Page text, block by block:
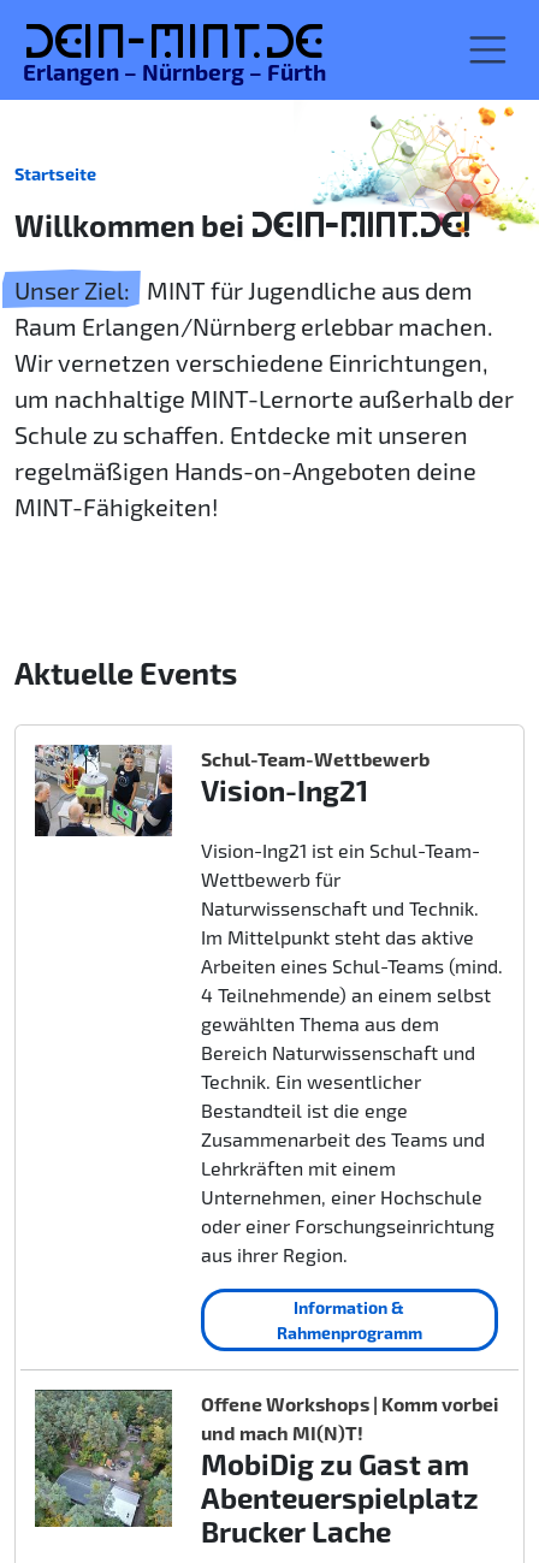
Dein-MINT.de
Erlangen – Nürnberg – Fürth
Startseite
Willkommen bei DEIN-MINT.DE!
Unser Ziel:
MINT für Jugendliche aus dem
Raum Erlangen/Nürnberg erlebbar machen.
Wir vernetzen verschiedene Einrichtungen,
um nachhaltige MINT-Lernorte außerhalb der
Schule zu schaffen. Entdecke mit unseren
regelmäßigen Hands-on-Angeboten deine
MINT-Fähigkeiten!
Aktuelle Events
Schul-Team-Wettbewerb
Vision-Ing21
Vision-Ing21 ist ein Schul-Team-
Wettbewerb für
Naturwissenschaft und Technik.
Im Mittelpunkt steht das aktive
Arbeiten eines Schul-Teams (mind.
4 Teilnehmende) an einem selbst
gewählten Thema aus dem
Bereich Naturwissenschaft und
Technik. Ein wesentlicher
Bestandteil ist die enge
Zusammenarbeit des Teams und
Lehrkräften mit einem
Unternehmen, einer Hochschule
oder einer Forschungseinrichtung
aus ihrer Region.
Information &
Rahmenprogramm
Offene Workshops | Komm vorbei
und mach MI(N)T!
MobiDig zu Gast am
Abenteuerspielplatz
Brucker Lache